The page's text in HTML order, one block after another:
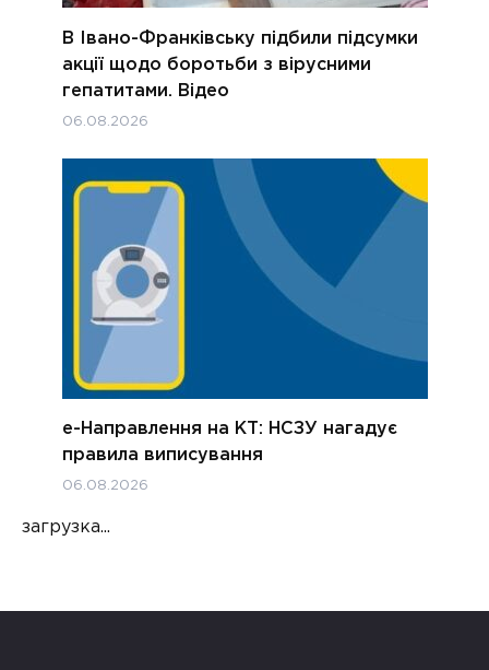
В Івано-Франківську підбили підсумки
акції щодо боротьби з вірусними
гепатитами. Відео
06.08.2026
е-Направлення на КТ: НСЗУ нагадує
правила виписування
06.08.2026
загрузка...